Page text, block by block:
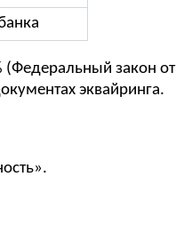
(Федеральный закон от
эквайринга.